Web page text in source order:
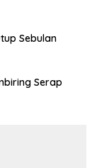
Sebulan
Serap